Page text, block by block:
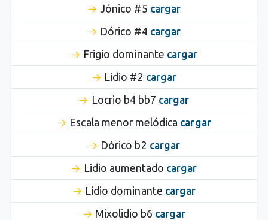
Jónico #5 cargar
Dórico #4 cargar
Frigio dominante cargar
Lidio #2 cargar
Locrio b4 bb7 cargar
Escala menor melódica cargar
Dórico b2 cargar
Lidio aumentado cargar
Lidio dominante cargar
Mixolidio b6 cargar